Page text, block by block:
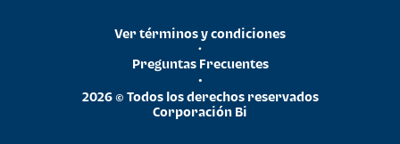
2026 © Todos los derechos reservados
Corporación Bi
•
Preguntas Frecuentes
•
Ver términos y condiciones